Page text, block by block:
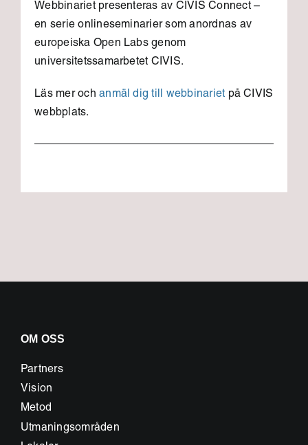
Webbinariet presenteras av CIVIS Connect –
en serie onlineseminarier som anordnas av
europeiska Open Labs genom
universitetssamarbetet CIVIS.
Läs mer ochanmäl dig till webbinariet på CIVIS
webbplats.
OM OSS
Partners
Vision
Metod
Utmaningsområden